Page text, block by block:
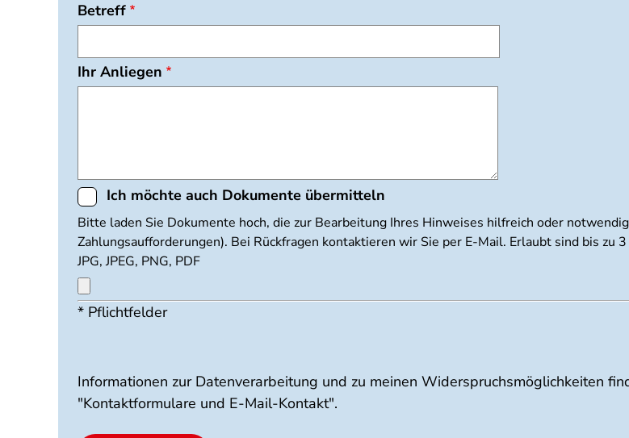
Betreff
Ihr Anliegen
Ich möchte auch Dokumente übermitteln
Dokumente
hochladen
Bitte laden Sie Dokumente hoch, die zur Bearbeitung Ihres Hinweises hilfreich oder
Zahlungsaufforderungen). Bei Rückfragen kontaktieren wir Sie per E-Mail. Erlaubt sind bis
JPG, JPEG, PNG, PDF
Maximal
10
MB
Limit.
Erlaubte
* Pflichtfelder
Informationen zur Datenverarbeitung und zu meinen Widerspruchsmöglichkeiten
"Kontaktformulare und E-Mail-Kontakt".